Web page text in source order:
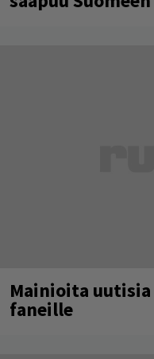
Mainioita uutisia
faneille